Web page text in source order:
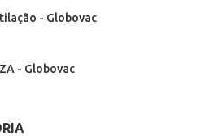
- Globovac
- Globovac